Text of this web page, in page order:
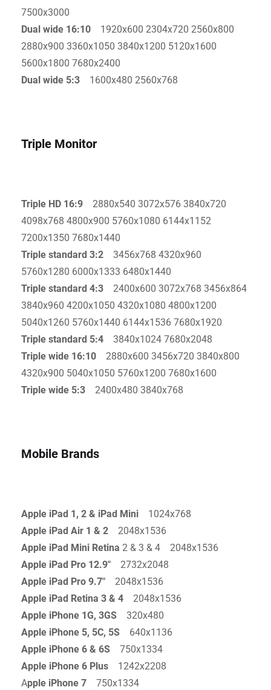
7500x3000
Dual wide 16:10 1920x600 2304x720 2560x800
2880x900 3360x1050 3840x1200 5120x1600
5600x1800 7680x2400
Dual wide 5:3 1600x480 2560x768
Triple Monitor
Triple HD 16:9
2880x540 3072x576 3840x720
4098x768 4800x900 5760x1080 6144x1152
7200x1350 7680x1440
Triple standard 3:2 3456x768 4320x960
5760x1280 6000x1333 6480x1440
Triple standard 4:3 2400x600 3072x768 3456x864
3840x960 4200x1050 4320x1080 4800x1200
5040x1260 5760x1440 6144x1536 7680x1920
Triple standard 5:4 3840x1024 7680x2048
Triple wide 16:10 2880x600 3456x720 3840x800
4320x900 5040x1050 5760x1200 7680x1600
Triple wide 5:3 2400x480 3840x768
Mobile Brands
Apple iPad 1, 2 & iPad Mini 1024x768
Apple iPad Air 1 & 2
2048x1536
Apple iPad Mini Retina 2 & 3 & 4 2048x1536
Apple iPad Pro 12.9" 2732x2048
Apple iPad Pro 9.7" 2048x1536
Apple iPad Retina 3 & 4 2048x1536
Apple iPhone 1G, 3GS
320x480
Apple iPhone 5, 5C, 5S 640x1136
Apple iPhone 6 & 6S 750x1334
Apple iPhone 6 Plus
1242x2208
Apple iPhone 7
750x1334